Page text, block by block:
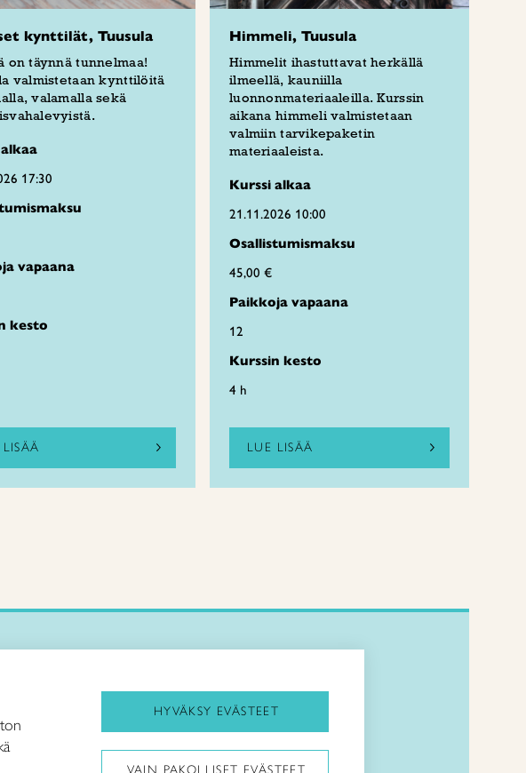
kynttilät, Tuusula
on täynnä tunnelmaa!
valmistetaan kynttilöitä
valamalla sekä
17:30
vapaana
kesto
Himmeli, Tuusula
Himmelit ihastuttavat herkällä
ilmeellä, kauniilla
luonnonmateriaaleilla. Kurssin
aikana himmeli valmistetaan
valmiin tarvikepaketin
materiaaleista.
Kurssi alkaa
21.11.2026 10:00
Osallistumismaksu
45,00 €
Paikkoja vapaana
12
Kurssin kesto
4 h
LUE LISÄÄ
Taito
Kirjaudu Taitocampukseen
Taitoliitto:
HYVÄKSY EVÄSTEET
VAIN PAKOLLISET EVÄSTEET